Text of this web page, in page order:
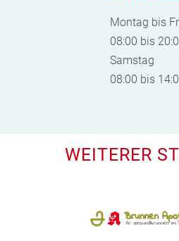
Montag bis
08:00 bis
Samstag
08:00 bis
WEITERER